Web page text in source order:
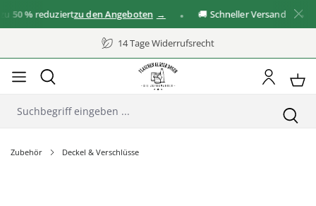
50 % reduziertzu den Angeboten 🚚 Schneller Versand
14 Tage Widerrufsrecht
Zubehör Deckel & Verschlüsse